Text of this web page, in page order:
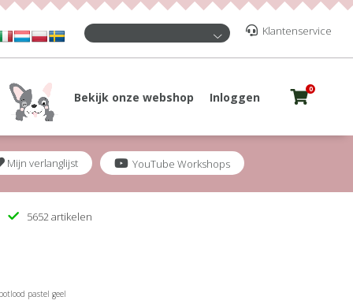
Klantenservice
Bekijk onze webshop Inloggen
0
Mijn verlanglijst YouTube Workshops
5652 artikelen
pastel geel